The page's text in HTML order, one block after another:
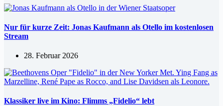
Nur für kurze Zeit: Jonas Kaufmann als Otello im kostenlosen
Stream
28. Februar 2026
Klassiker live im Kino: Flimms „Fidelio“ lebt